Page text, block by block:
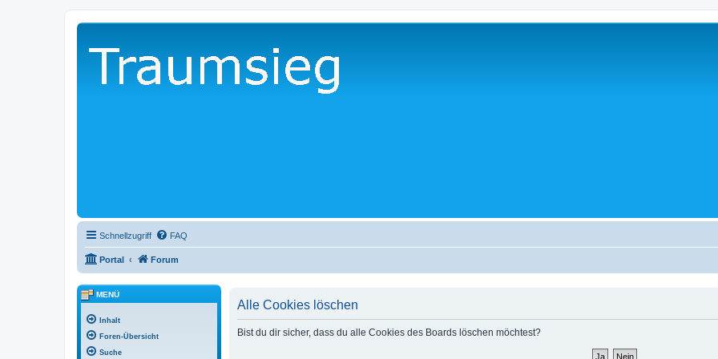
Schnellzugriff FAQ
Portal Forum
Alle Cookies löschen
Bist du dir sicher, dass du alle Cookies des Boards löschen möchtest?
MENÜ
Inhalt
Foren-Übersicht
Suche